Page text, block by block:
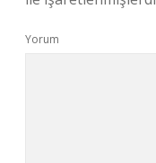
Yorum